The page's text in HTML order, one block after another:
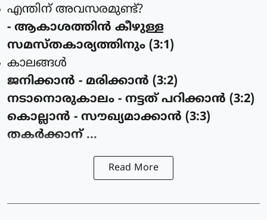
എന്തിന് അവസരമുണ്ട്?
- ആകാശത്തിന്‍ കീഴുള്ള
സമസ്തകാര്യത്തിനും (3:1)
കാലങ്ങള്‍
ജനിക്കാന്‍ - മരിക്കാന്‍ (3:2)
നടാനൊരുകാലം - നട്ടത് പറിക്കാന്‍ (3:2)
കൊല്ലാന്‍ - സൗഖ്യമാക്കാന്‍ (3:3)
തകര്‍ക്കാന് ...
Read More